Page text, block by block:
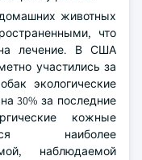
животных
что
лечение. В США
участились за
экологические
30% за последние
кожные
наиболее
наблюдаемой